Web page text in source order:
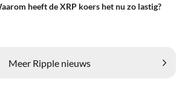
heeft de XRP koers het nu zo lastig?
Meer Ripple nieuws